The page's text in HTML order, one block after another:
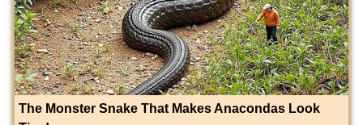
The Monster Snake That Makes Anacondas Look